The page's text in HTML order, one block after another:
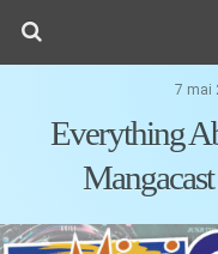
7 mai
Everything